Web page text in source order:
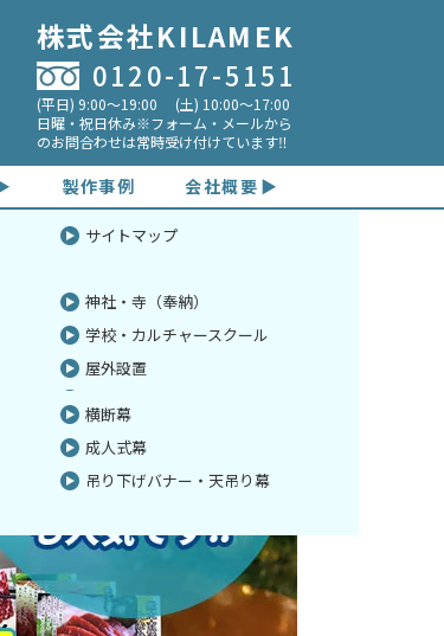
株式会社KILAMEK
0120-17-5151
(平日) 9:00～19:00 (土) 10:00～17:00
日曜・祝日休み※フォーム・メールから
のお問合わせは常時受け付けています‼
連続旗・三角連続旗
応援旗・団旗
ライブ手旗
横断幕
成人式幕
吊り下げバナー・天吊り幕
背景装飾
神社・寺（奉納）
学校・カルチャースクール
屋外設置
車のディーラー・中古車販売
入稿テンプレート一覧
製作事例 会社概要
サイトマップ